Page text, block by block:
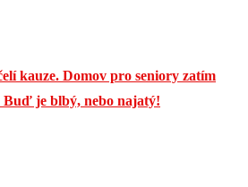
kauze. Domov pro seniory zatím
je blbý, nebo najatý!